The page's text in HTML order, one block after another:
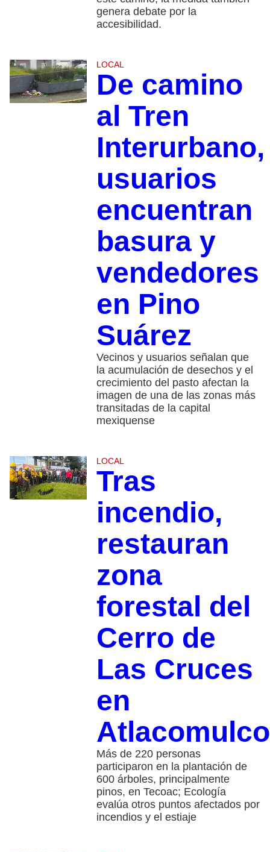
genera debate por la
accesibilidad.
LOCAL
De camino
al Tren
Interurbano,
usuarios
encuentran
basura y
vendedores
en Pino
Suárez
Vecinos y usuarios señalan que
la acumulación de desechos y el
crecimiento del pasto afectan la
imagen de una de las zonas más
transitadas de la capital
mexiquense
LOCAL
Tras
incendio,
restauran
zona
forestal del
Cerro de
Las Cruces
en
Atlacomulco
Más de 220 personas
participaron en la plantación de
600 árboles, principalmente
pinos, en Tecoac; Ecología
evalúa otros puntos afectados por
incendios y el estiaje